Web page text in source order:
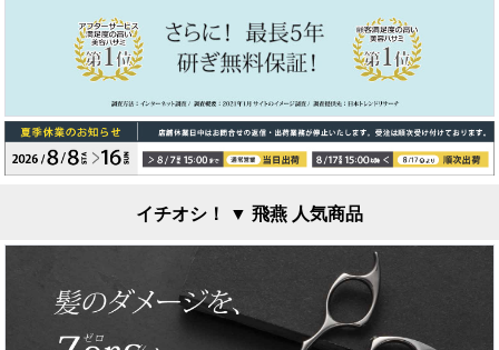
イチオシ！ ▼ 飛燕 人気商品